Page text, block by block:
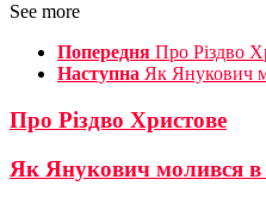
See more
Попередня Про Різдво
Наступна Як Янукович
Про Різдво Христове
Як Янукович молився в